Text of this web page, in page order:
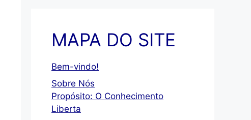
MAPA DO SITE
Bem-vindo!
Sobre Nós
Propósito: O Conhecimento
Liberta